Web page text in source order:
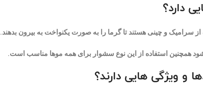
دارد؟
سرامیک و چینی هستند تا گرما را به صورت یکنواخت به بیرون بدهند.
همچنین استفاده از این نوع سشوار برای همه موها مناسب است.
و ویژگی هایی دارند؟